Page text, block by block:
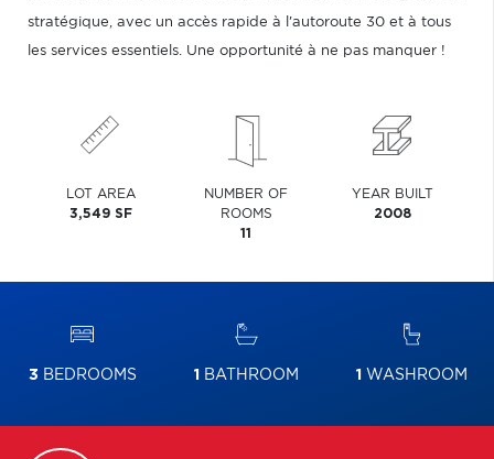
stratégique, avec un accès rapide à l'autoroute 30 et à tous
les services essentiels. Une opportunité à ne pas manquer !
LOT AREA
3,549 SF
NUMBER OF
ROOMS
11
YEAR BUILT
2008
3 BEDROOMS 1 BATHROOM 1 WASHROOM